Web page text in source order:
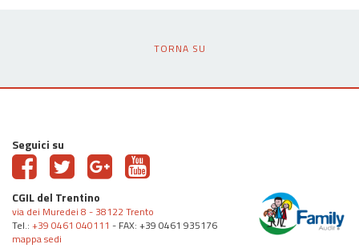
TORNA SU
Seguici su
CGIL del Trentino
via dei Muredei 8 - 38122 Trento
Tel.: +39 0461 040111 - FAX: +39 0461 935176
mappa sedi